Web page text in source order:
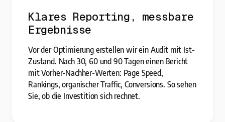
Klares Reporting, messbare
Ergebnisse
Vor der Optimierung erstellen wir ein Audit mit Ist-
Zustand. Nach 30, 60 und 90 Tagen einen Bericht
mit Vorher-Nachher-Werten: Page Speed,
Rankings, organischer Traffic, Conversions. So sehen
Sie, ob die Investition sich rechnet.